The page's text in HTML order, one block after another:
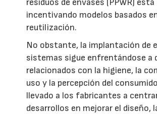
residuos de envases (PPWR) está
incentivando modelos basados
reutilización.
No obstante, la implantación de
sistemas sigue enfrentándose a
relacionados con la higiene, la
uso y la percepción del
llevado a los fabricantes a
desarrollos en mejorar el diseño,